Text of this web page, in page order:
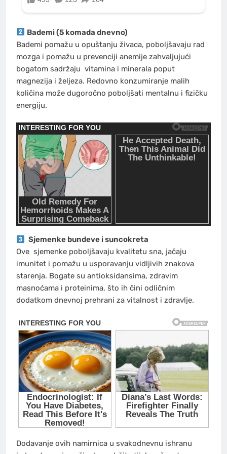
Bademi (5 komada dnevno)
Bademi pomažu u opuštanju živaca, poboljšavaju rad
mozga i pomažu u prevenciji anemije zahvaljujući
bogatom sadržaju vitamina i minerala poput
magnezija i željeza. Redovno konzumiranje malih
količina može dugoročno poboljšati mentalnu i fizičku
energiju.
Sjemenke bundeve i suncokreta
Ove sjemenke poboljšavaju kvalitetu sna, jačaju
imunitet i pomažu u usporavanju vidljivih znakova
starenja. Bogate su antioksidansima, zdravim
masnoćama i proteinima, što ih čini odličnim
dodatkom dnevnoj prehrani za vitalnost i zdravlje.
Dodavanje ovih namirnica u svakodnevnu ishranu